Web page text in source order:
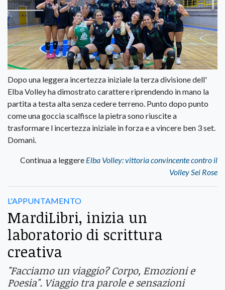
Dopo una leggera incertezza iniziale la terza divisione dell'
Elba Volley ha dimostrato carattere riprendendo in mano la
partita a testa alta senza cedere terreno. Punto dopo punto
come una goccia scalfisce la pietra sono riuscite a
trasformare l incertezza iniziale in forza e a vincere ben 3 set.
Domani.
Continua a leggere Elba Volley: vittoria convincente contro il
Volley Sei Rose
L'APPUNTAMENTO
MardiLibri, inizia un
laboratorio di scrittura
creativa
"Facciamo un viaggio? Corpo, Emozioni e
Poesia". Viaggio tra parole e sensazioni